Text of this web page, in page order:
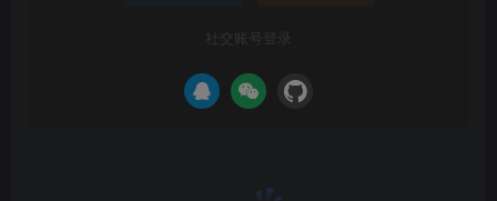
社交账号登录